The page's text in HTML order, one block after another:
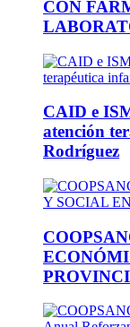
CON
CAID e
atención
Rodríguez